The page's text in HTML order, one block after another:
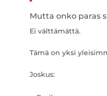
Mutta onko paras
Ei välttämättä.
Tämä on yksi
Joskus: